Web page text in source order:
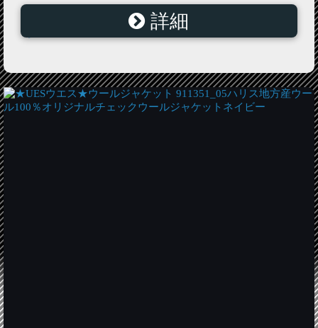
60 インディゴ タイプライター(綿 手芸 布服地 ) 入園 入
詳細